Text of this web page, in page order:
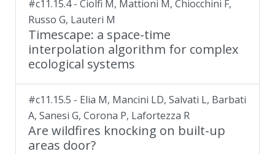
#c11.15.4 - Ciolfi M, Mattioni M, Chiocchini F,
Russo G, Lauteri M
Timescape: a space-time
interpolation algorithm for complex
ecological systems
#c11.15.5 - Elia M, Mancini LD, Salvati L, Barbati
A, Sanesi G, Corona P, Lafortezza R
Are wildfires knocking on built-up
areas door?